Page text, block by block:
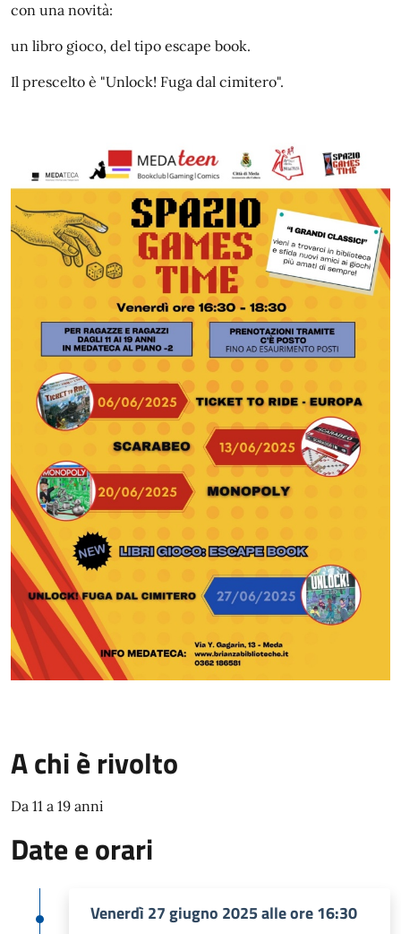
con una novità:
un libro gioco, del tipo escape book.
Il prescelto è "Unlock! Fuga dal cimitero".
A chi è rivolto
Da 11 a 19 anni
Date e orari
Venerdì 27 giugno 2025 alle ore 16:30